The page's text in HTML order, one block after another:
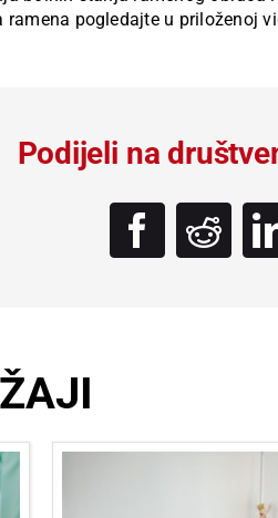
pogledajte u priloženoj
Podijeli na